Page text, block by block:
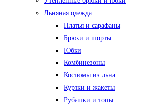
Льняная одежда
Платья и сарафаны
Брюки и шорты
Юбки
Комбинезоны
Костюмы из льна
Куртки и жакеты
Рубашки и топы